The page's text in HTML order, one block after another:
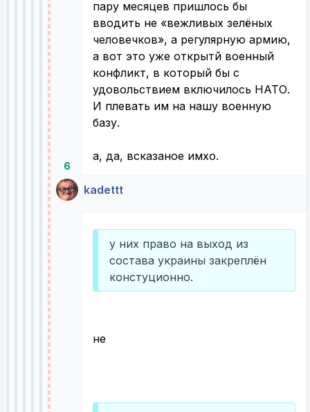
6
пару месяцев пришлось бы
вводить не «вежливых зелёных
человечков», а регулярную армию,
а вот это уже открытй военный
конфликт, в который бы с
удовольствием включилось НАТО.
И плевать им на нашу военную
базу.
а, да, всказаное имхо.
kadettt
у них право на выход из
состава украины закреплён
констуционно.
не